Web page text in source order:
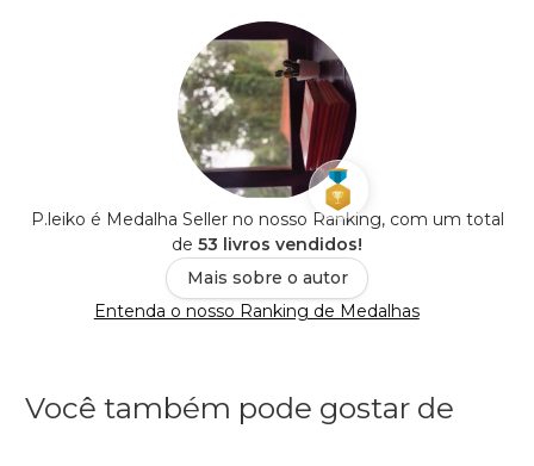
P.leiko é Medalha Seller no nosso Ranking, com um total
de 53 livros vendidos!
Mais sobre o autor
Entenda o nosso Ranking de Medalhas
Você também pode gostar de